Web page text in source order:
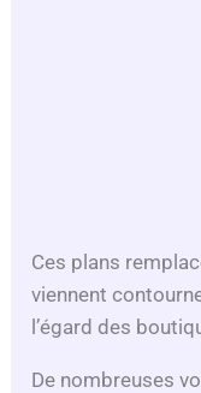
Ces plans
viennent
l’égard des
De nombreuses